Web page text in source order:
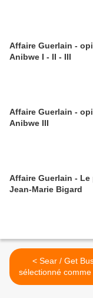
Affaire Guerlain -
Anibwe I - II - III
Affaire Guerlain -
Anibwe III
Affaire Guerlain -
Jean-Marie Bigard
< Sear / Get Busy a
sélectionné comme
jour... Semaine